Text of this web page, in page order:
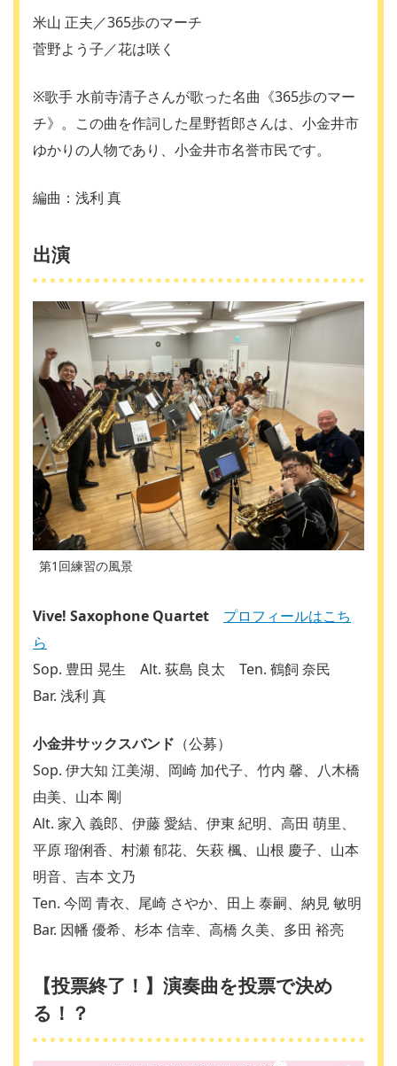
米山 正夫／365歩のマーチ
菅野よう子／花は咲く
※歌手 水前寺清子さんが歌った名曲《365歩のマー
チ》。この曲を作詞した星野哲郎さんは、小金井市
ゆかりの人物であり、小金井市名誉市民です。
編曲：浅利 真
出演
第1回練習の風景
Vive! Saxophone Quartet
プロフィールはこち
ら
Sop. 豊田 晃生 Alt. 荻島 良太 Ten. 鶴飼 奈民
Bar. 浅利 真
小金井サックスバンド （公募）
Sop. 伊大知 江美湖、岡崎 加代子、竹内 馨、八木橋
由美、山本 剛
Alt. 家入 義郎、伊藤 愛結、伊東 紀明、高田 萌里、
平原 瑠俐香、村瀬 郁花、矢萩 楓、山根 慶子、山本
明音、吉本 文乃
Ten. 今岡 青衣、尾崎 さやか、田上 泰嗣、納見 敏明
Bar. 因幡 優希、杉本 信幸、高橋 久美、多田 裕亮
【投票終了！】演奏曲を投票で決め
る！？